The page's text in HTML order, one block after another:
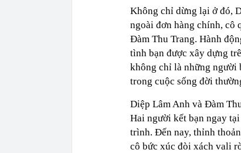
Không chỉ dừng lại ở đó,
ngoài đơn hàng chính, cô
Đàm Thu Trang. Hành
tình bạn được xây dựng
không chỉ là những người
trong cuộc sống đời
Diệp Lâm Anh và Đàm
Hai người kết bạn ngay
trình. Đến nay, thỉnh
cô bức xúc đòi xách vali